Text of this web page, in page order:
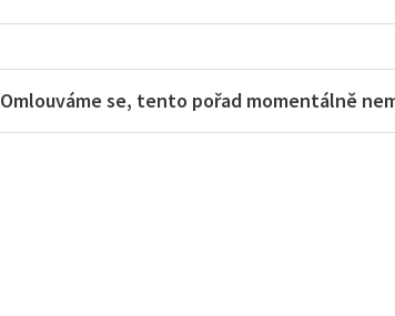
Omlouváme se, tento pořad momentálně